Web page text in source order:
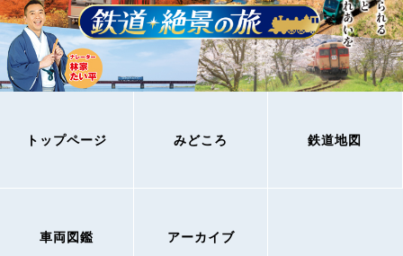
トップページ みどころ 鉄道地図
車両図鑑 アーカイブ